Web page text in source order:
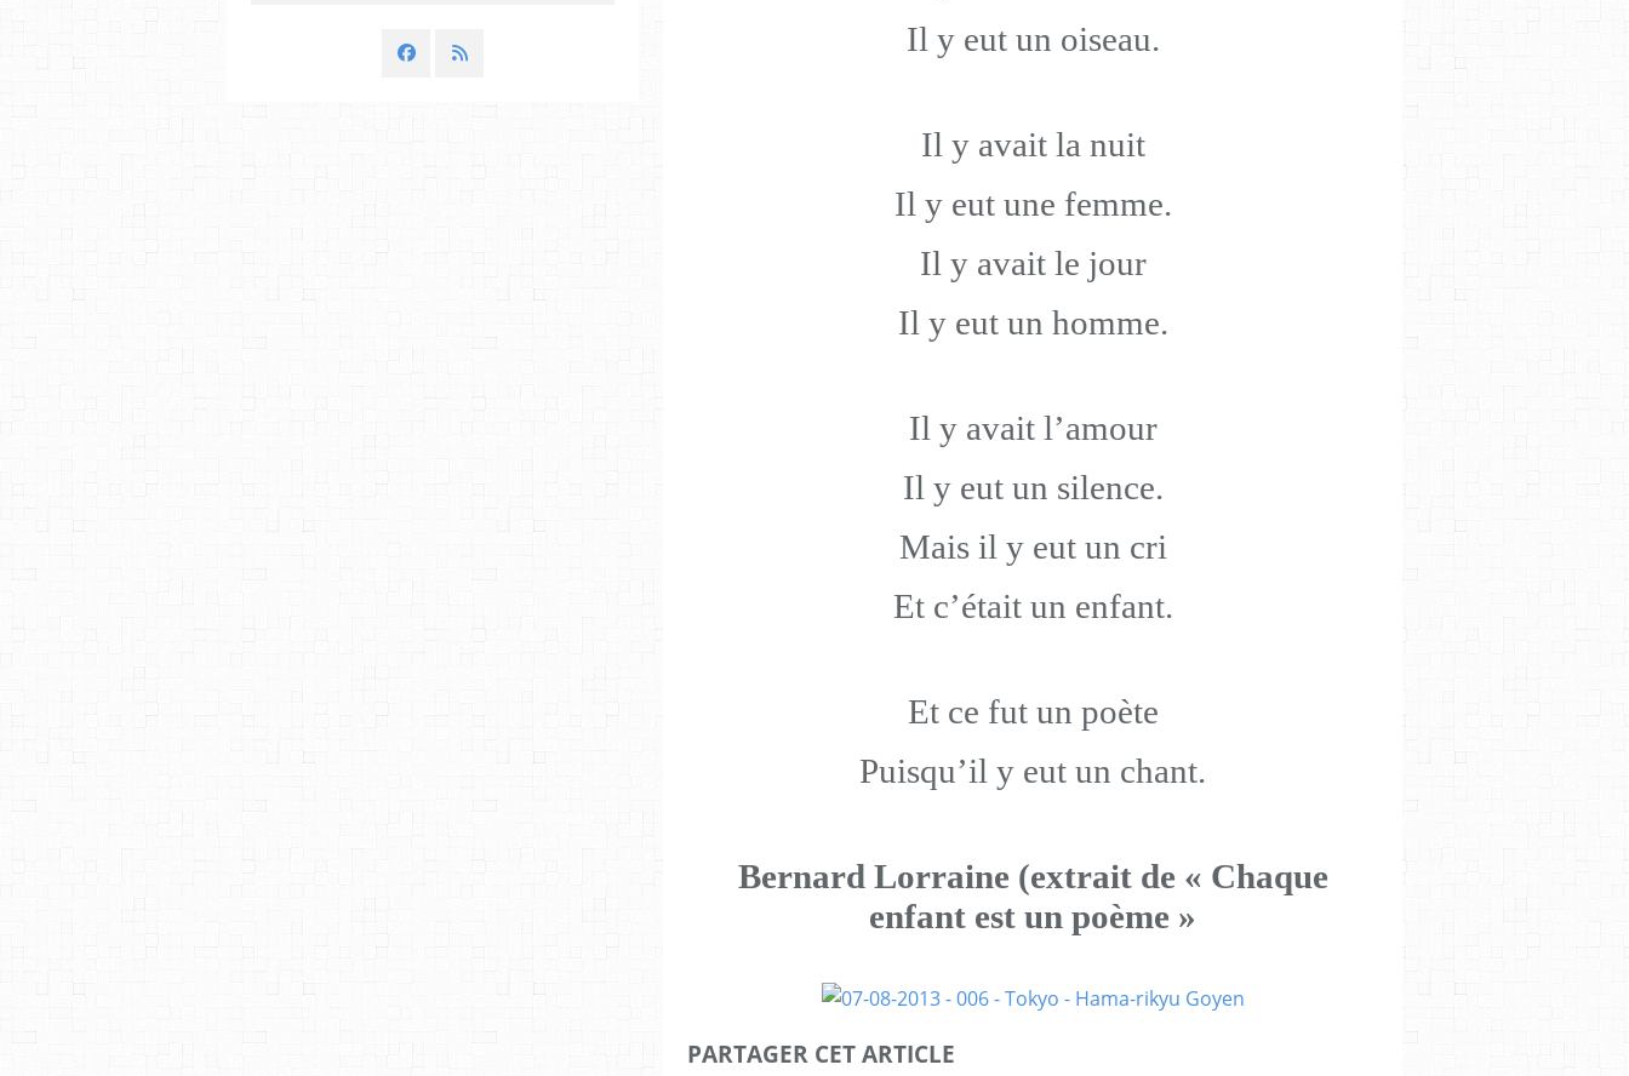
Il y eut un oiseau.
Il y avait la nuit
Il y eut une femme.
Il y avait le jour
Il y eut un homme.
Il y avait l’amour
Il y eut un silence.
Mais il y eut un cri
Et c’était un enfant.
Et ce fut un poète
Puisqu’il y eut un chant.
Bernard Lorraine (extrait de « Chaque
enfant est un poème »
PARTAGER CET ARTICLE